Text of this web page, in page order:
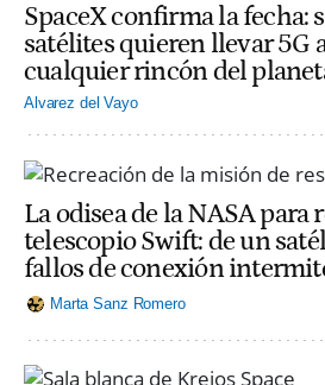
SpaceX confirma la fecha:
satélites quieren llevar 5G
cualquier rincón del
Alvarez del Vayo
La odisea de la NASA para
telescopio Swift: de un
fallos de conexión
Marta Sanz Romero